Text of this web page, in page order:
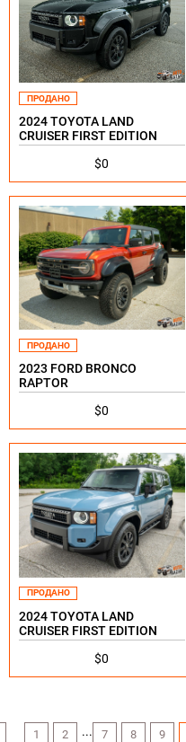
ПРОДАНО
2024 TOYOTA LAND
CRUISER FIRST EDITION
$0
ПРОДАНО
2023 FORD BRONCO
RAPTOR
$0
ПРОДАНО
2024 TOYOTA LAND
CRUISER FIRST EDITION
$0
1 2 ... 7 8 9